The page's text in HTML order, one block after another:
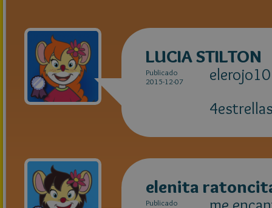
LUCIA STILTON
Publicado
2015-12-07
elenita
Publicado